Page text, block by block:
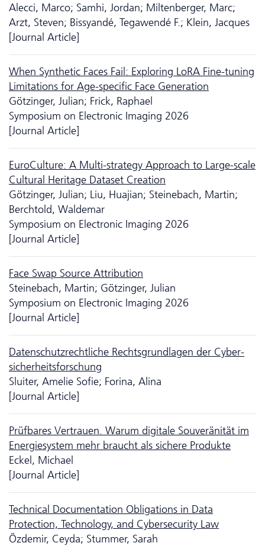
Alecci, Marco; Samhi, Jordan; Miltenberger, Marc;
Arzt, Steven; Bissyandé, Tegawendé F.; Klein, Jacques
[Journal Article]
When Synthetic Faces Fail: Exploring LoRA Fine-tuning
Limitations for Age-specific Face Generation
Götzinger, Julian; Frick, Raphael
Symposium on Electronic Imaging 2026
[Journal Article]
EuroCulture: A Multi-strategy Approach to Large-scale
Cultural Heritage Dataset Creation
Götzinger, Julian; Liu, Huajian; Steinebach, Martin;
Berchtold, Waldemar
Symposium on Electronic Imaging 2026
[Journal Article]
Face Swap Source Attribution
Steinebach, Martin; Götzinger, Julian
Symposium on Electronic Imaging 2026
[Journal Article]
Daten­schutz­rechtliche Rechts­grund­lagen der Cyber­
sicher­heits­forschung
Sluiter, Amelie Sofie; Forina, Alina
[Journal Article]
Prüfbares Vertrauen. Warum digitale Souveränität im
Energiesystem mehr braucht als sichere Produkte
Eckel, Michael
[Journal Article]
Technical Documentation Obligations in Data
Protection, Technology, and Cyber­security Law
Özdemir, Ceyda; Stummer, Sarah